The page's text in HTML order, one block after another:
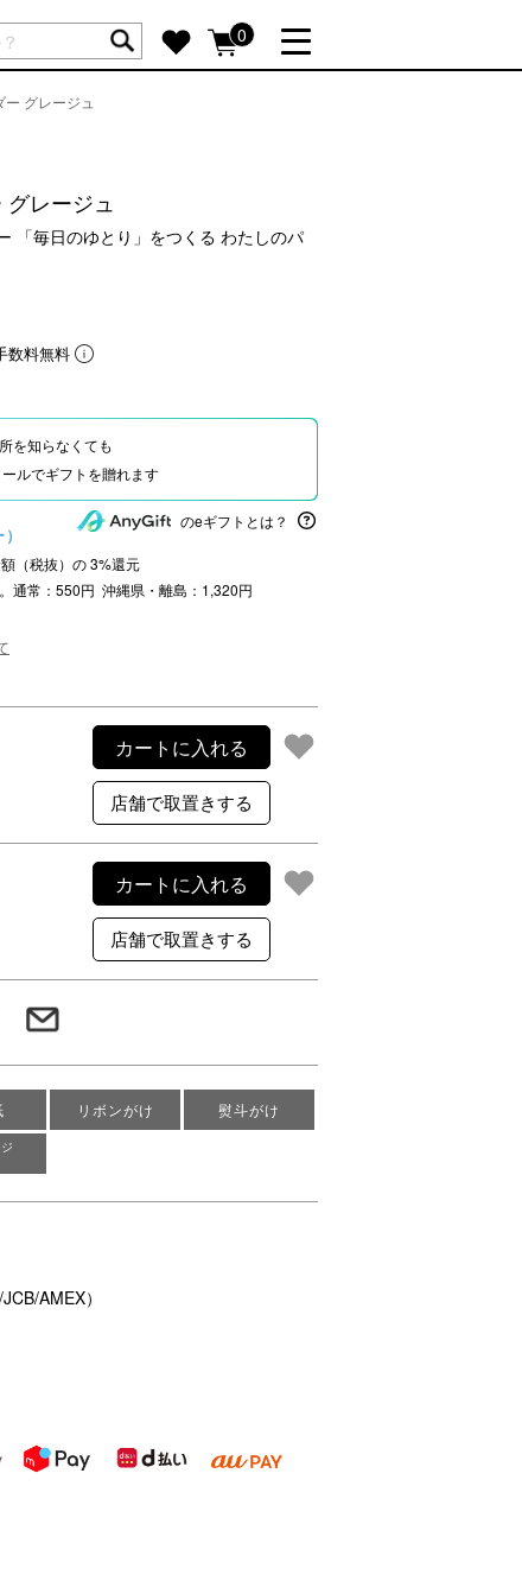
0
トには商品が入っていません。
出産祝い
おまとめ割引
SUPPORT
ご利用案内
ギフトサービス
グレージュ
レージュ
「毎日のゆとり」をつくる わたしのパ
数料無料
を知らなくても
ルでギフトを贈れます
のeギフトとは？
（税抜）の3%還元
通常：550円 沖縄県・離島：1,320円
カートに入れる
カートに入れる
リボンがけ 熨斗がけ
AMEX）